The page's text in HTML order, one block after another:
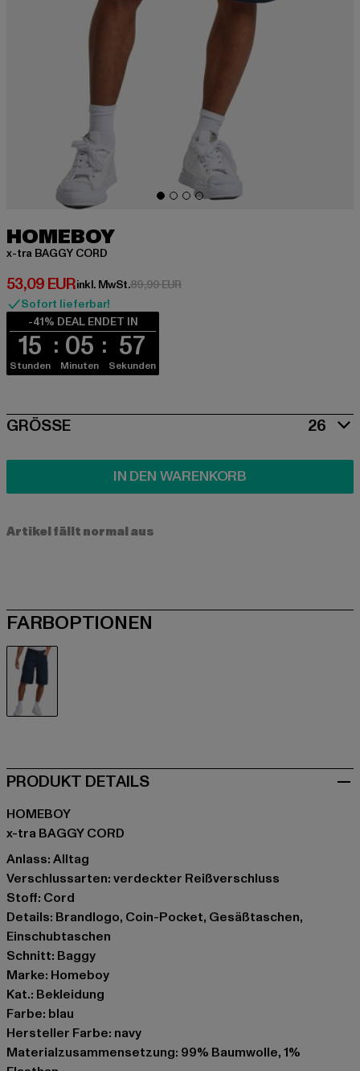
HOMEBOY
x-tra BAGGY CORD
53,09 EUR
Derzeitiger Preis: 53,09 EUR
inkl. MwSt.89,99 EURAktionspreis: 89,99 EUR
Sofort lieferbar!
-41% DEAL ENDET IN
15
Stunden
05
Minuten
56
Sekunden
SIZE
GRÖSSE 26
IN DEN WARENKORB
Artikel fällt normal aus
FARBOPTIONEN
PRODUKT DETAILS
HOMEBOY
x-tra BAGGY CORD
Anlass: Alltag
Verschlussarten: verdeckter Reißverschluss
Stoff: Cord
Details: Brandlogo, Coin-Pocket, Gesäßtaschen,
Einschubtaschen
Schnitt: Baggy
Marke: Homeboy
Kat.: Bekleidung
Farbe: blau
Hersteller Farbe: navy
Materialzusammensetzung: 99% Baumwolle, 1%